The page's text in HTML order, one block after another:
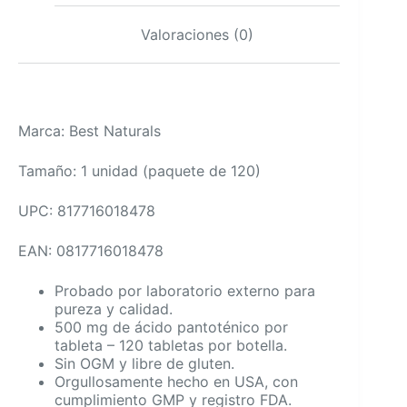
Valoraciones (0)
Marca: Best Naturals
Tamaño: 1 unidad (paquete de 120)
UPC: 817716018478
EAN: 0817716018478
Probado por laboratorio externo para
pureza y calidad.
500 mg de ácido pantoténico por
tableta – 120 tabletas por botella.
Sin OGM y libre de gluten.
Orgullosamente hecho en USA, con
cumplimiento GMP y registro FDA.